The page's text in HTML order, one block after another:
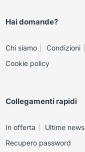
Hai domande?
Chi siamo Condizioni
Cookie policy
Collegamenti rapidi
In offerta Ultime news
Recupero password